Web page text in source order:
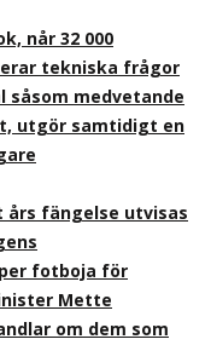
når 32 000
tekniska frågor
såsom medvetande
utgör samtidigt en
fängelse utvisas
fotboja för
Mette
om dem som